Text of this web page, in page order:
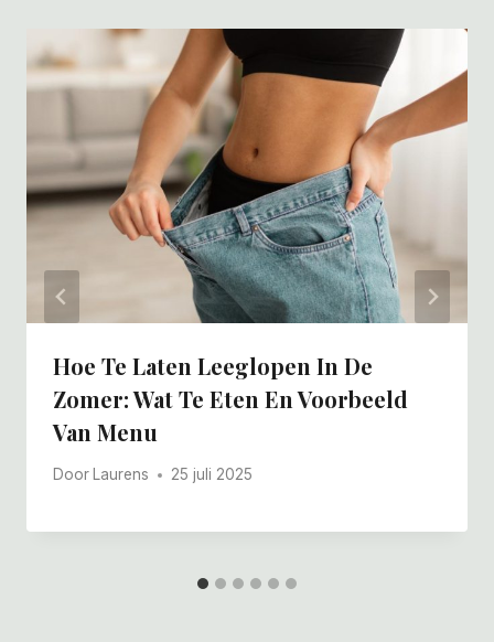
Hoe Te Laten Leeglopen In De
Zomer: Wat Te Eten En Voorbeeld
Van Menu
Door Laurens 25 juli 2025